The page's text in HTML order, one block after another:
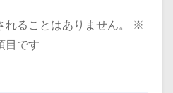
ることはありません。
※
目です